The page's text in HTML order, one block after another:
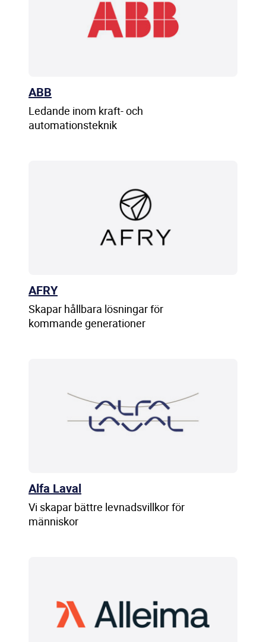
ABB
Ledande inom kraft- och
automationsteknik
AFRY
Skapar hållbara lösningar för
kommande generationer
Alfa Laval
Vi skapar bättre levnadsvillkor för
människor